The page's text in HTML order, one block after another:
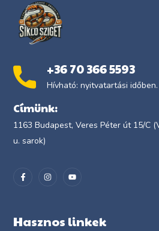
+36 70 366 5593
Hívható: nyitvatartási időben.
Címünk:
1163 Budapest, Veres Péter út 15/C
u. sarok)
Hasznos linkek